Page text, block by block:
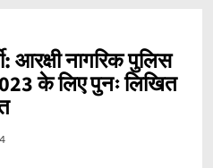
आरक्षी नागरिक पुलिस
के लिए पुनः लिखित